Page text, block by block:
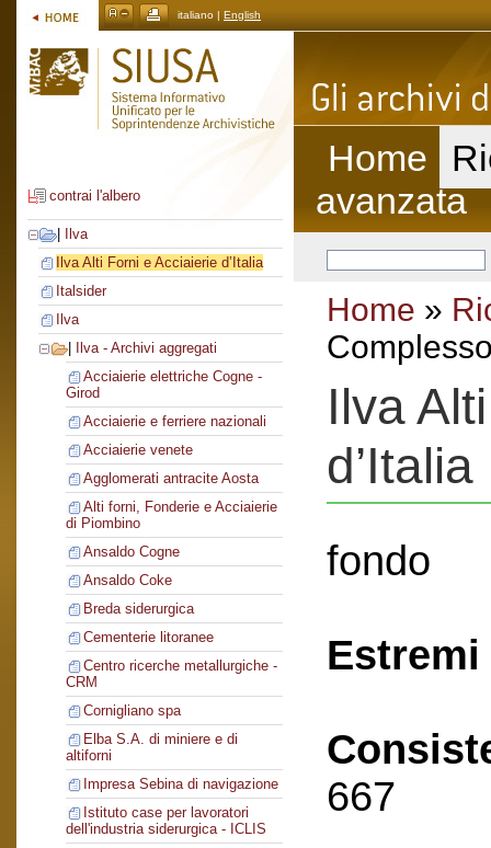
italiano | English
contrai l'albero
Ilva
Ilva Alti Forni e Acciaierie d’Italia
Italsider
Ilva
Ilva - Archivi aggregati
Acciaierie elettriche Cogne -
Girod
Acciaierie e ferriere nazionali
Acciaierie venete
Agglomerati antracite Aosta
Alti forni, Fonderie e Acciaierie
di Piombino
Ansaldo Cogne
Ansaldo Coke
Breda siderurgica
Cementerie litoranee
Centro ricerche metallurgiche -
CRM
Cornigliano spa
Elba S.A. di miniere e di
altiforni
Impresa Sebina di navigazione
Istituto case per lavoratori
dell'industria siderurgica - ICLIS
Home
avanzata
Home »
Ilva
d’Italia
fondo
667